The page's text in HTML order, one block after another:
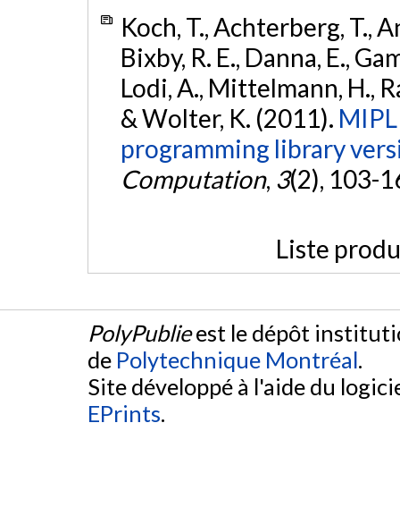
Koch, T., Achterberg, T.,
Bixby, R. E., Danna, E.,
Lodi, A., Mittelmann, H.,
& Wolter, K. (2011).
programming library
Computation, 3(2), 103-
Liste
PolyPublieest le dépôt
de Polytechnique Montréal.
Site développé à l'aide du
EPrints.